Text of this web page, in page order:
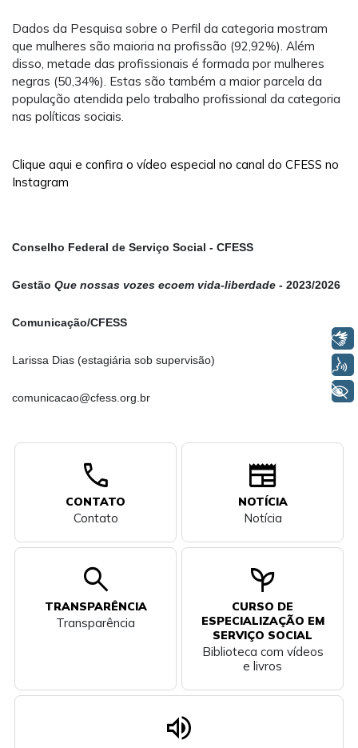
Dados da Pesquisa sobre o Perfil da categoria mostram
que mulheres são maioria na profissão (92,92%). Além
disso, metade das profissionais é formada por mulheres
negras (50,34%). Estas são também a maior parcela da
população atendida pelo trabalho profissional da categoria
nas políticas sociais.
Clique aqui e confira o vídeo especial no canal do CFESS no
Instagram
Conselho Federal de Serviço Social - CFESS
Gestão Que nossas vozes ecoem vida-liberdade - 2023/2026
Comunicação/CFESS
Larissa Dias (estagiária sob supervisão)
comunicacao@cfess.org.br
call
CONTATO
Contato
newspaper
NOTÍCIA
Notícia
search
TRANSPARÊNCIA
Transparência
psychiatry
CURSO DE
ESPECIALIZAÇÃO EM
SERVIÇO SOCIAL
Biblioteca com vídeos
e livros
volume_up